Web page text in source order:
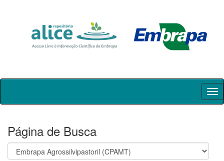
Skip
Página de Busca